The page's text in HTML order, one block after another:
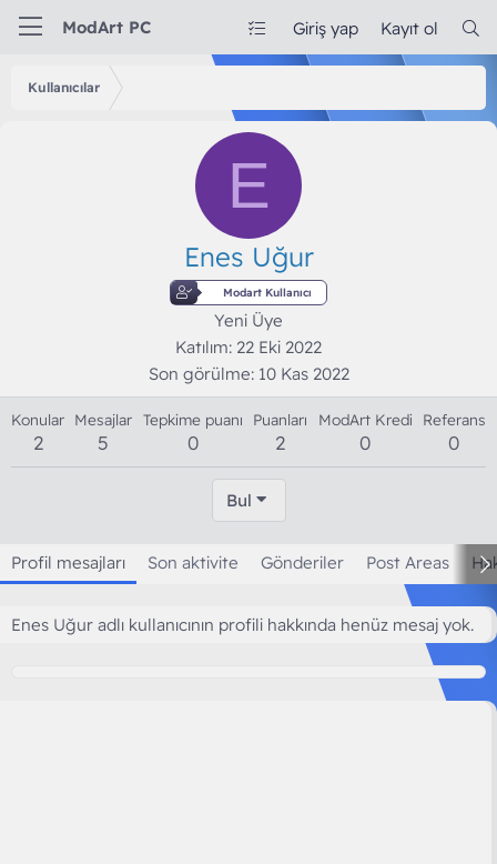
ModArt PC Giriş yap Kayıt ol
Kullanıcılar
E
Enes Uğur
Modart Kullanıcı
Yeni Üye
Katılım 22 Eki 2022
Son görülme 10 Kas 2022
Konular
2
Mesajlar
5
Tepkime puanı
0
Puanları
2
ModArt Kredi
0
Referans
0
Bul
Profil mesajları Son aktivite Gönderiler Post Areas
Enes Uğur adlı kullanıcının profili hakkında henüz mesaj yok.